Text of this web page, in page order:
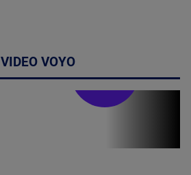
VIDEO VOYO